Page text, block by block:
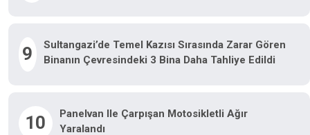
9
Sultangazi’de Temel Kazısı Sırasında Zarar Gören
Binanın Çevresindeki 3 Bina Daha Tahliye Edildi
10
Panelvan Ile Çarpışan Motosikletli Ağır
Yaralandı